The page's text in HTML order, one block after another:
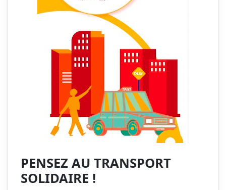
PENSEZ AU TRANSPORT
SOLIDAIRE !